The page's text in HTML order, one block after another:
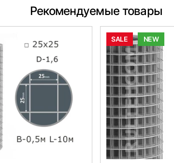
Рекомендуемые товары
SALE NEW